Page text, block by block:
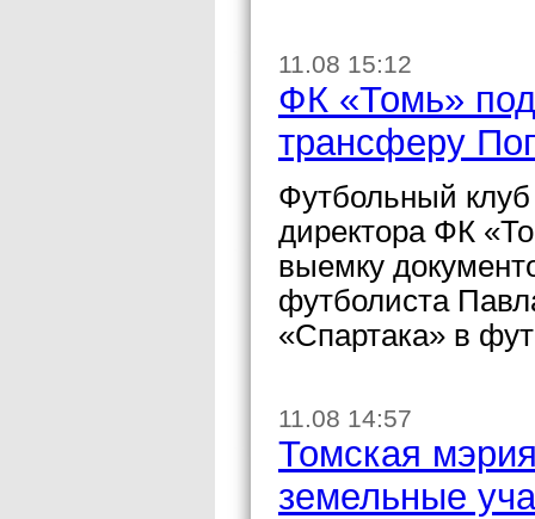
11.08 15:12
ФК «Томь»
трансферу
Футбольный клуб
директора ФК
выемку
футболиста
«Спартака» в
11.08 14:57
Томская
земельные